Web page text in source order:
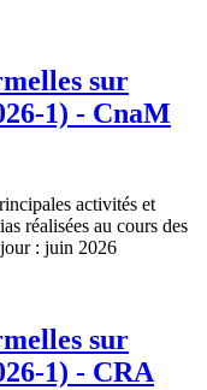
sur
1) - CnaM
activités et
réalisées au cours des
: juin 2026
sur
1) - CRA